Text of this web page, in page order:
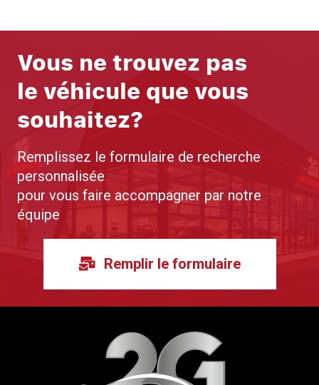
Vous ne trouvez pas
le véhicule que vous
souhaitez?
Remplissez le formulaire de recherche
personnalisée
pour vous faire accompagner par notre
équipe
Remplir le formulaire